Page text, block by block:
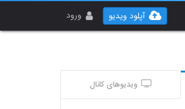
ورود آپلود ویدیو
ویدیوهای کانال